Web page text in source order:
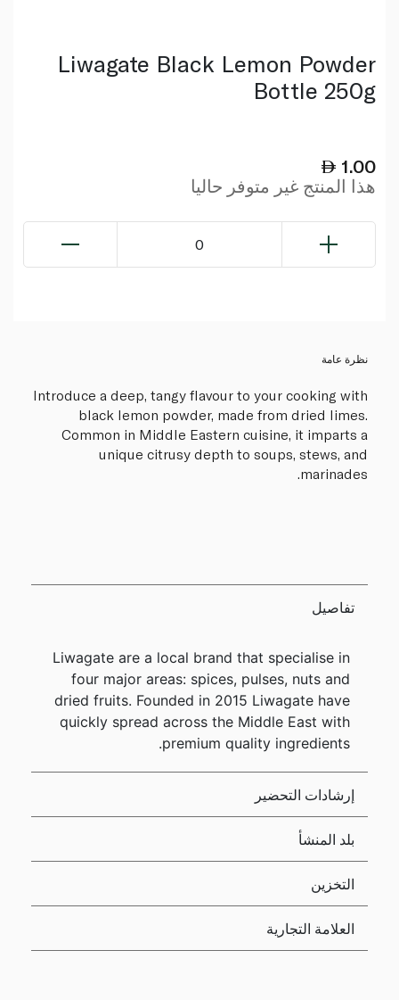
Liwagate Black Lemon Powder
Bottle 250g
1.00
هذا المنتج غير متوفر حاليا
0
نظرة عامة
Introduce a deep, tangy flavour to your cooking with
black lemon powder, made from dried limes.
Common in Middle Eastern cuisine, it imparts a
unique citrusy depth to soups, stews, and
marinades.
تفاصيل
Liwagate are a local brand that specialise in
four major areas: spices, pulses, nuts and
dried fruits. Founded in 2015 Liwagate have
quickly spread across the Middle East with
premium quality ingredients.
إرشادات التحضير
بلد المنشأ
التخزين
العلامة التجارية